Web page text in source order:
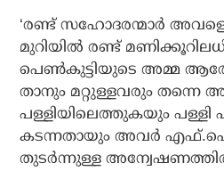
‘രണ്ട് സഹോദരന്മാർ
മുറിയിൽ രണ്ട്
പെൺകുട്ടിയുടെ അമ്മ
താനും മറ്റുള്ളവരും തന്നെ
പള്ളിയിലെത്തുകയും പള്ളി
കടന്നതായും അവർ
തുടർന്നുള്ള